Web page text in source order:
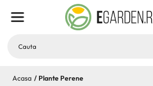
Acasa Plante Perene